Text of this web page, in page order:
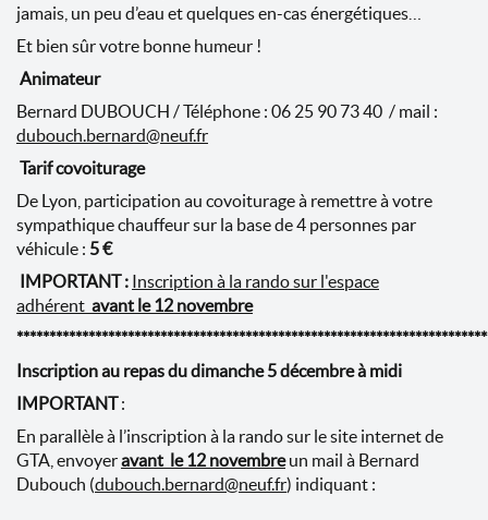
jamais, un peu d’eau et quelques en-cas énergétiques…
Et bien sûr votre bonne humeur !
Animateur
Bernard DUBOUCH / Téléphone : 06 25 90 73 40 / mail :
dubouch.bernard@neuf.fr
Tarif covoiturage
De Lyon, participation au covoiturage à remettre à votre
sympathique chauffeur sur la base de 4 personnes par
véhicule : 5€
IMPORTANT : Inscription à la rando sur l'espace
adhérent avant le 12 novembre
Inscription au repas du dimanche 5 décembre à midi
IMPORTANT:
En parallèle à l’inscription à la rando sur le site internet de
GTA, envoyeravant le 12 novembreun mail à Bernard
Dubouch (dubouch.bernard@neuf.fr) indiquant :